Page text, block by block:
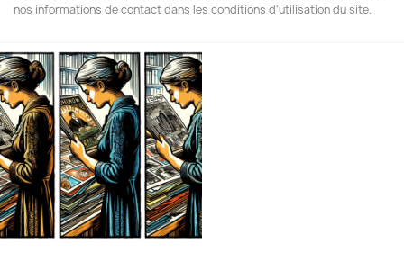
nos informations de contact dans les conditions d'utilisation du site.